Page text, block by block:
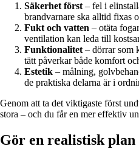
Säkerhet först– fel i
brandvarnare ska alltid fixas
Fukt och vatten – otäta
ventilation kan leda till
Funktionalitet– dörrar som
tätt påverkar både komfort
Estetik – målning,
de praktiska delarna är i
Genom att ta det viktigaste först
stora – och du får en mer effektiv
Gör en realistisk plan